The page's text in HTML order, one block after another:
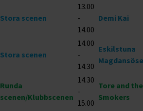
Stora scenen
13.00
-
14.00
Demi Kai
Stora scenen
14.00
-
14.30
Eskilstuna
Runda
scenen/Klubbscenen
14.30
-
15.00
Tore and
Smokers